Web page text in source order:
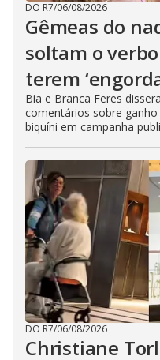
DO R7/06/08/2026
Gêmeas do
soltam o
terem
Bia e Branca Feres
comentários sobre
biquíni em campanha
DO R7/06/08/2026
Christiane